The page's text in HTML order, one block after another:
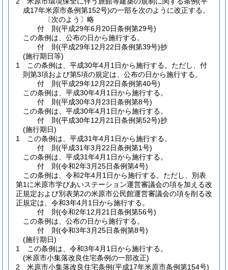
成17年米原市条例第152号)の一部を次のように改正する。
〔次のよう〕略
付 則(平成29年6月20日条例第29号)
この条例は、公布の日から施行する。
付 則(平成29年12月22日条例第39号)抄
(施行期日等)
1
この条例は、平成30年4月1日から施行する。 ただし、付
則第3項および第5項の規定は、公布の日から施行する。
付 則(平成29年12月22日条例第40号)
この条例は、平成30年4月1日から施行する。
付 則(平成30年3月23日条例第8号)
この条例は、平成30年4月1日から施行する。
付 則(平成30年12月21日条例第52号)抄
(施行期日)
1
この条例は、平成31年4月1日から施行する。
付 則(平成31年3月22日条例第1号)
この条例は、平成31年4月1日から施行する。
付 則(令和2年3月25日条例第4号)
この条例は、令和2年4月1日から施行する。 ただし、別表
第1に米原市学びあいステーション運営審議会の項を加える改
正規定および別表第2の米原市公民館運営審議会の項を削る改
正規定は、令和3年4月1日から施行する。
付 則(令和2年12月21日条例第56号)
この条例は、公布の日から施行する。
付 則(令和3年3月25日条例第8号)
(施行期日)
1
この条例は、令和3年4月1日から施行する。
(米原市小集落改良住宅条例の一部改正)
2
米原市小集落改良住宅条例(平成17年米原市条例第154号)